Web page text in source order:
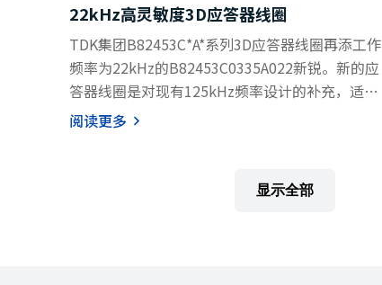
22kHz高灵敏度3D应答器线圈
TDK集团B82453C*A*系列3D应答器线圈再添工作
频率为22kHz的B82453C0335A022新锐。新的应
答器线圈是对现有125kHz频率设计的补充，适用
于无钥匙进入和启动系统 (PEPS) 及其它基于更低
阅读更多
显示全部